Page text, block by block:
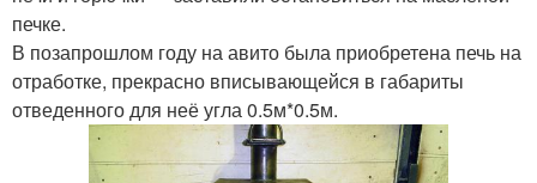
печке.
В позапрошлом году на авито была приобретена печь на
отработке, прекрасно вписывающейся в габариты
отведенного для неё угла 0.5м*0.5м.